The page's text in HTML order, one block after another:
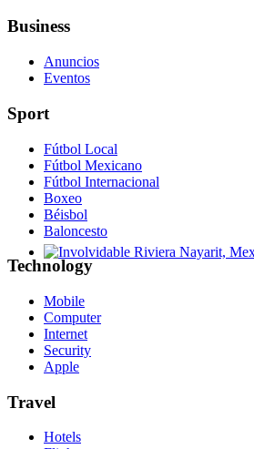
Involvidable Riviera Nayarit, Mexico
Business
Anuncios
Eventos
Sport
Fútbol Local
Fútbol Mexicano
Fútbol Internacional
Boxeo
Béisbol
Baloncesto
Technology
Mobile
Computer
Internet
Security
Apple
Travel
Hotels